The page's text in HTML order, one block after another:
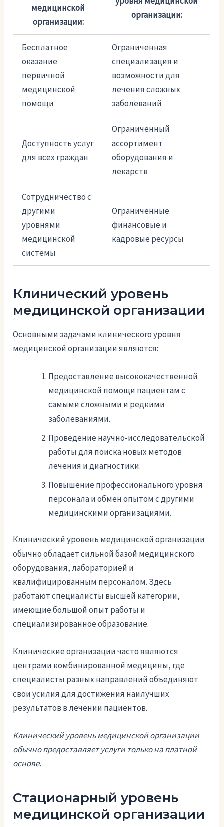
медицинской
организации:
организации:
Бесплатное
оказание
первичной
медицинской
помощи
Ограниченная
специализация и
возможности для
лечения сложных
заболеваний
Доступность услуг
для всех граждан
Ограниченный
ассортимент
оборудования и
лекарств
Сотрудничество с
другими
уровнями
медицинской
системы
Ограниченные
финансовые и
кадровые ресурсы
Клинический уровень
медицинской организации
Основными задачами клинического уровня
медицинской организации являются:
Предоставление высококачественной
медицинской помощи пациентам с
самыми сложными и редкими
заболеваниями.
Проведение научно-исследовательской
работы для поиска новых методов
лечения и диагностики.
Повышение профессионального уровня
персонала и обмен опытом с другими
медицинскими организациями.
Клинический уровень медицинской организации
обычно обладает сильной базой медицинского
оборудования, лабораторией и
квалифицированным персоналом. Здесь
работают специалисты высшей категории,
имеющие большой опыт работы и
специализированное образование.
Клинические организации часто являются
центрами комбинированной медицины, где
специалисты разных направлений объединяют
свои усилия для достижения наилучших
результатов в лечении пациентов.
Клинический уровень медицинской организации
обычно предоставляет услуги только на платной
основе.
Стационарный уровень
медицинской организации